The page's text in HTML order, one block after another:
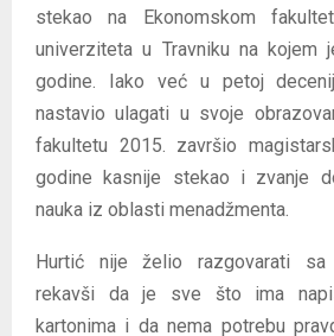
stekao na Ekonomskom
univerziteta u Travniku na kojem
godine. Iako već u petoj
nastavio ulagati u svoje
fakultetu 2015. završio
godine kasnije stekao i zvanje
nauka iz oblasti menadžmenta.
Hurtić nije želio razgovarati sa
rekavši da je sve što ima
kartonima i da nema potrebu